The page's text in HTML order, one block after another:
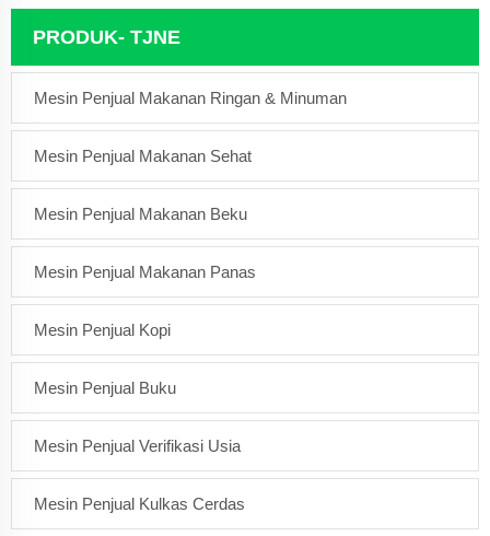
PRODUK- TJNE
Mesin Penjual Makanan Ringan & Minuman
Mesin Penjual Makanan Sehat
Mesin Penjual Makanan Beku
Mesin Penjual Makanan Panas
Mesin Penjual Kopi
Mesin Penjual Buku
Mesin Penjual Verifikasi Usia
Mesin Penjual Kulkas Cerdas